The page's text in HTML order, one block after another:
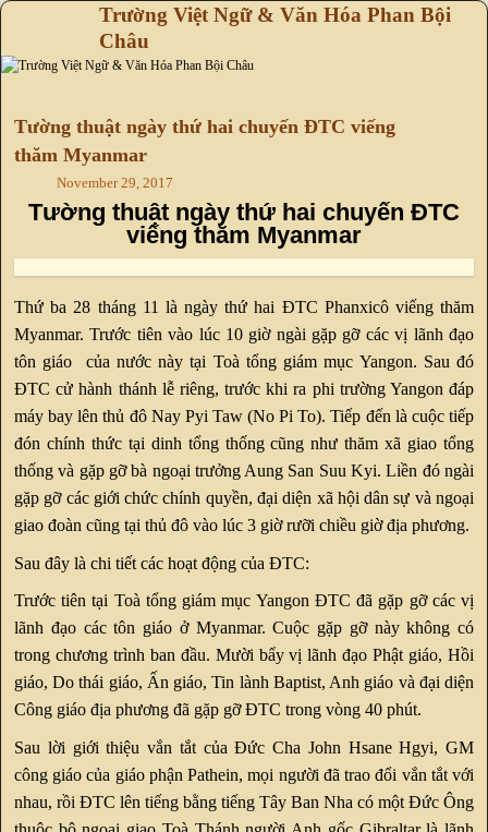
Trường Việt Ngữ & Văn Hóa Phan Bội
Châu
Tường thuật ngày thứ hai chuyến ĐTC viếng
thăm Myanmar
November 29, 2017
Tường thuật ngày thứ hai chuyến ĐTC
viếng thăm Myanmar
Thứ ba 28 tháng 11 là ngày thứ hai ĐTC Phanxicô viếng thăm
Myanmar. Trước tiên vào lúc 10 giờ ngài gặp gỡ các vị lãnh đạo
tôn giáo của nước này tại Toà tổng giám mục Yangon. Sau đó
ĐTC cử hành thánh lễ riêng, trước khi ra phi trường Yangon đáp
máy bay lên thủ đô Nay Pyi Taw (No Pi To). Tiếp đến là cuộc tiếp
đón chính thức tại dinh tổng thống cũng như thăm xã giao tổng
thống và gặp gỡ bà ngoại trưởng Aung San Suu Kyi. Liền đó ngài
gặp gỡ các giới chức chính quyền, đại diện xã hội dân sự và ngoại
giao đoàn cũng tại thủ đô vào lúc 3 giờ rưỡi chiều giờ địa phương.
Sau đây là chi tiết các hoạt động của ĐTC:
Trước tiên tại Toà tổng giám mục Yangon ĐTC đã gặp gỡ các vị
lãnh đạo các tôn giáo ở Myanmar. Cuộc gặp gỡ này không có
trong chương trình ban đầu. Mười bẩy vị lãnh đạo Phật giáo, Hồi
giáo, Do thái giáo, Ấn giáo, Tin lành Baptist, Anh giáo và đại diện
Công giáo địa phương đã gặp gỡ ĐTC trong vòng 40 phút.
Sau lời giới thiệu vắn tắt của Đức Cha John Hsane Hgyi, GM
công giáo của giáo phận Pathein, mọi người đã trao đổi vắn tắt với
nhau, rồi ĐTC lên tiếng bằng tiếng Tây Ban Nha có một Đức Ông